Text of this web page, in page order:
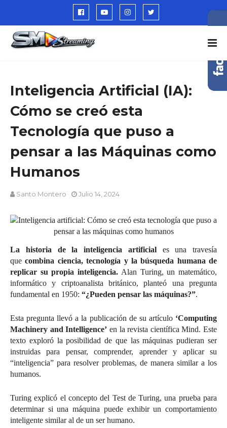
Inteligencia Artificial (IA):
Cómo se creó esta
Tecnología que puso a
pensar a las Máquinas como
Humanos
Santo Montero Julio 14, 2024
La historia de la inteligencia artificiales una travesía
quecombina ciencia, tecnología y la búsqueda humana de
replicar su propia inteligencia.Alan Turing, un matemático,
informático y criptoanalista británico, planteó una pregunta
fundamental en 1950: “¿Pueden pensar las máquinas?”.
Esta pregunta llevó a la publicación de su artículo ‘Computing
Machinery and Intelligence’ en la revista científica Mind. Este
texto exploró la posibilidad de que las máquinas pudieran ser
instruidas para pensar, comprender, aprender y aplicar su
“inteligencia” para resolver problemas, de manera similar a los
humanos.
Turing explicó el concepto del Test de Turing, una prueba para
determinar si una máquina puede exhibir un comportamiento
inteligente similar al de un ser humano.